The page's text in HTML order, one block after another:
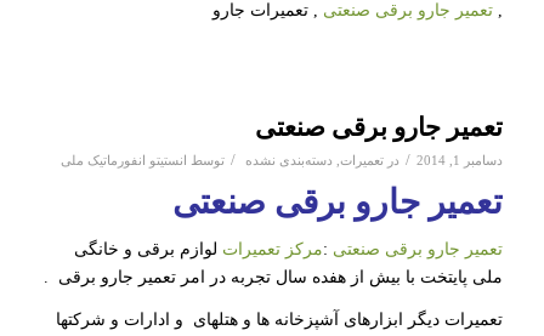
, تعمیر جارو برقی صنعتی , تعمیرات جارو
تعمیر جارو برقی صنعتی
دسامبر 1, 2014 / در تعمیرات, دسته‌بندی نشده / توسط انستیتو انفورماتیک ملی
تعمیر جارو برقی صنعتی
تعمیر جارو برقی صنعتی :مرکز تعمیرات لوازم برقی و خانگی
ملی پایتخت با بیش از هفده سال تجربه در امر تعمیر جارو برقی .
تعمیرات دیگر ابزارهای آشپزخانه ها و هتلهای و ادارات و شرکتها